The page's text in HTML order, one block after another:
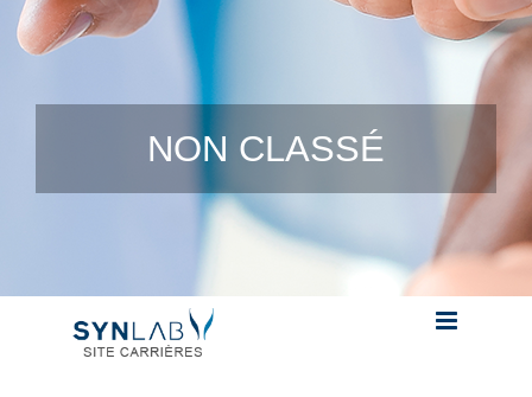
Skip to content
NON CLASSÉ